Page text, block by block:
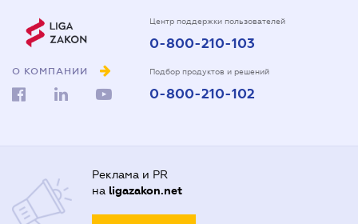
О КОМПАНИИ
Центр поддержки пользователей
0-800-210-103
Подбор продуктов и решений
0-800-210-102
Реклама и PR
на ligazakon.net